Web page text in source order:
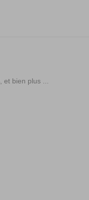
et bien plus ...